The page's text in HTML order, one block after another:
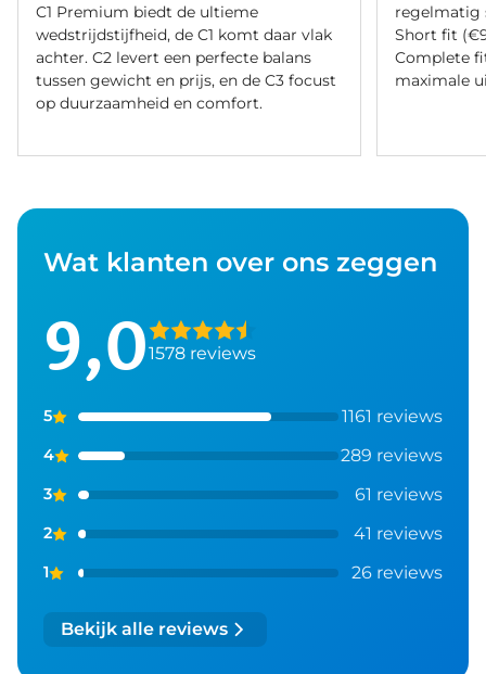
C1 Premium biedt de ultieme
wedstrijdstijfheid, de C1 komt daar vlak
achter. C2 levert een perfecte balans
tussen gewicht en prijs, en de C3 focust
op duurzaamheid en comfort.
regelmatig
Short fit
Complete
maximale
Wat klanten over ons zeggen
9,01578 reviews
5 1161 reviews
4 289 reviews
3 61 reviews
2 41 reviews
1 26 reviews
Bekijk alle reviews